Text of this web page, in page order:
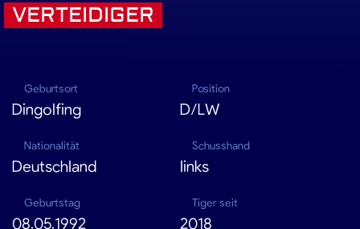
VERTEIDIGER
Geburtsort
Dingolfing
Nationalität
Deutschland
Geburtstag
08.05.1992
Position
D/LW
Schusshand
links
Tiger seit
2018